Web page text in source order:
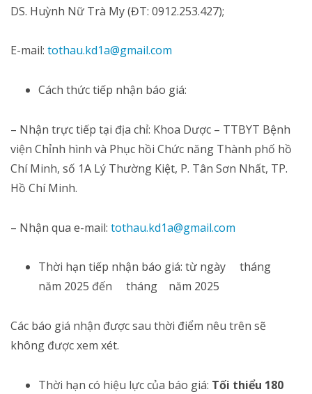
DS. Huỳnh Nữ Trà My (ĐT: 0912.253.427);
E-mail: tothau.kd1a@gmail.com
Cách thức tiếp nhận báo giá:
– Nhận trực tiếp tại địa chỉ: Khoa Dược – TTBYT Bệnh
viện Chỉnh hình và Phục hồi Chức năng Thành phố hồ
Chí Minh, số 1A Lý Thường Kiệt, P. Tân Sơn Nhất, TP.
Hồ Chí Minh.
– Nhận qua e-mail: tothau.kd1a@gmail.com
Thời hạn tiếp nhận báo giá: từ ngày tháng
năm 2025 đến tháng năm 2025
Các báo giá nhận được sau thời điểm nêu trên sẽ
không được xem xét.
Thời hạn có hiệu lực của báo giá: Tối thiểu 180